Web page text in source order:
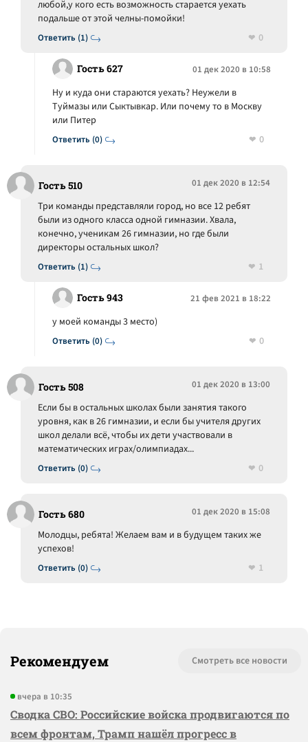
Ответить (1)
любой,у кого есть возможность старается уехать
подальше от этой челны-помойки!
0
Гость 627 01 дек 2020 в 10:58
Ответить (0)
Ну и куда они стараются уехать? Неужели в
Туймазы или Сыктывкар. Или почему то в Москву
или Питер
0
Гость 510 01 дек 2020 в 12:54
Ответить (1)
Три команды представляли город, но все 12 ребят
были из одного класса одной гимназии. Хвала,
конечно, ученикам 26 гимназии, но где были
директоры остальных школ?
1
Гость 943 21 фев 2021 в 18:22
Ответить (0)
у моей команды 3 место)
0
Гость 508 01 дек 2020 в 13:00
Ответить (0)
Если бы в остальных школах были занятия такого
уровня, как в 26 гимназии, и если бы учителя других
школ делали всё, чтобы их дети участвовали в
математических играх/олимпиадах...
0
Гость 680 01 дек 2020 в 15:08
Ответить (0)
Молодцы, ребята! Желаем вам и в будущем таких же
успехов!
1
Рекомендуем Смотреть все новости
вчера в 10:35
Сводка СВО: Российские войска продвигаются по
всем фронтам, Трамп нашёл прогресс в